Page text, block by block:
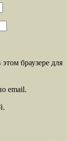
браузере для
email.